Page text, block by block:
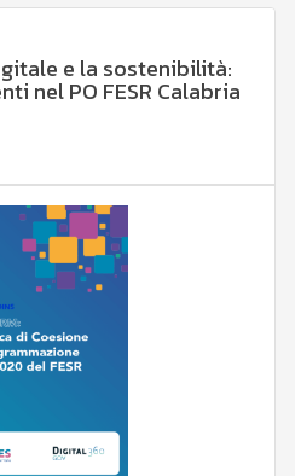
e la sostenibilità:
nel PO FESR Calabria